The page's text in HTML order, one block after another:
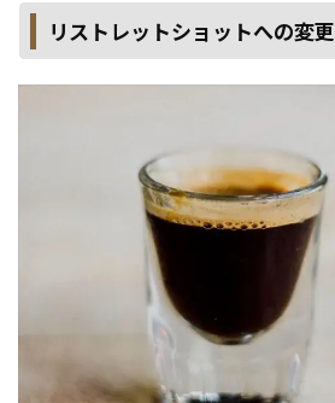
リストレットショットへの変更